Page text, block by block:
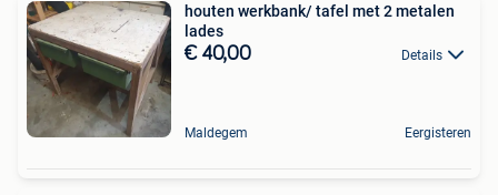
houten werkbank/ tafel met 2 metalen
lades
€ 40,00 Details
Maldegem Eergisteren